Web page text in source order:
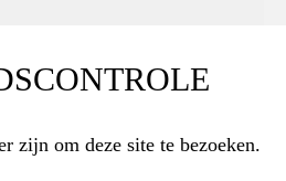
€ 14,65
zijn om deze site te bezoeken.